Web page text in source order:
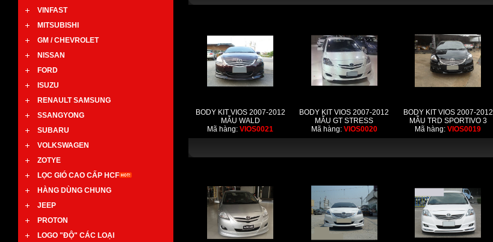
VINFAST
MITSUBISHI
GM / CHEVROLET
NISSAN
FORD
ISUZU
RENAULT SAMSUNG
SSANGYONG
SUBARU
VOLKSWAGEN
ZOTYE
LỌC GIÓ CAO CẤP HCF
HÀNG DÙNG CHUNG
JEEP
PROTON
LOGO "ĐỘ" CÁC LOẠI
BODY KIT VIOS 2007-2012
MẪU WALD
Mã hàng:VIOS0021
BODY KIT VIOS 2007-2012
MẪU GT STRESS
Mã hàng: VIOS0020
BODY KIT VIOS 2007-2012
MẪU TRD SPORTIVO 3
Mã hàng:VIOS0019